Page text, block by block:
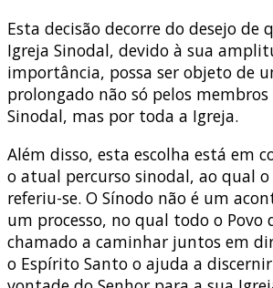
Esta decisão decorre do desejo de
Igreja Sinodal, devido à sua
importância, possa ser objeto de
prolongado não só pelos membros
Sinodal, mas por toda a Igreja.
Além disso, esta escolha está em
o atual percurso sinodal, ao qual
referiu-se. O Sínodo não é um
um processo, no qual todo o Povo
chamado a caminhar juntos em
o Espírito Santo o ajuda a